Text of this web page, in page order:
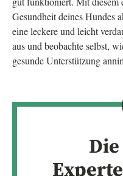
Gesundheit deines Hundes
eine leckere und leicht
aus und beobachte selbst,
gesunde Unterstützung